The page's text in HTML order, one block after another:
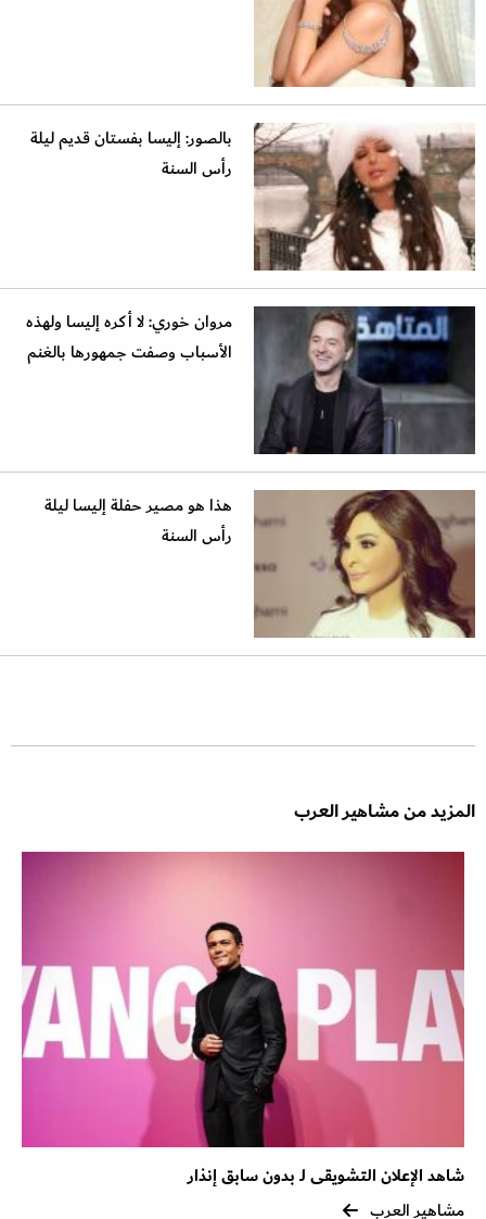
بالصور: إليسا بفستان قديم ليلة
رأس السنة
مروان خوري: لا أكره إليسا ولهذه
الأسباب وصفت جمهورها بالغنم
هذا هو مصير حفلة إليسا ليلة
رأس السنة
المزيد من مشاهير العرب
شاهد الإعلان التشويقى لـ بدون سابق إنذار
مشاهير العرب